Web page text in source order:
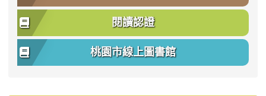
閱讀認證
桃園市線上圖書館